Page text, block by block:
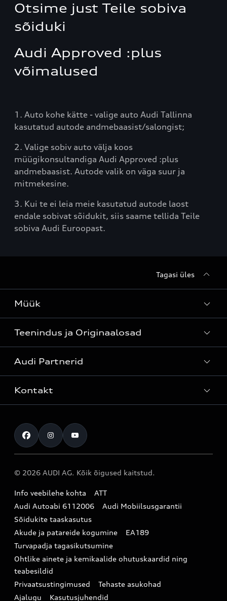
Otsime just Teile sobiva
sõiduki
Audi Approved :plus
võimalused
1. Auto kohe kätte - valige auto Audi Tallinna
kasutatud autode andmebaasist/salongist;
2. Valige sobiv auto välja koos
müügikonsultandiga Audi Approved :plus
andmebaasist. Autode valik on väga suur ja
mitmekesine.
3. Kui te ei leia meie kasutatud autode laost
endale sobivat sõidukit, siis saame tellida Teile
sobiva Audi Euroopast.
Tagasi üles
Müük
Kõik mudelid
Laoautod
Müügikampaaniad
Audi Liising 1%
Audi konfiguraator (konfiguraator on inglisekeelne)
Teenindus ja Originaalosad
Teenindus
Originaalosad
Garantiitingimused
Audi Partnerid
Audi Tallinn
Pärnu esindus
Audi Tartu
Kontakt
Kontakt
Registreeru proovisõidule
Broneeri teenindus
Infopäring
Audi uudised
myAudi
Uudiskiri
© 2026 AUDI AG. Kõik õigused kaitstud.
Info veebilehe kohta
ATT
Audi Autoabi 6112006
Audi Mobiilsusgarantii
Sõidukite taaskasutus
Akude ja patareide kogumine
EA189
Turvapadja tagasikutsumine
Ohtlike ainete ja kemikaalide ohutuskaardid ning
teabesildid
Privaatsustingimused
Tehaste asukohad
Ajalugu
Kasutusjuhendid